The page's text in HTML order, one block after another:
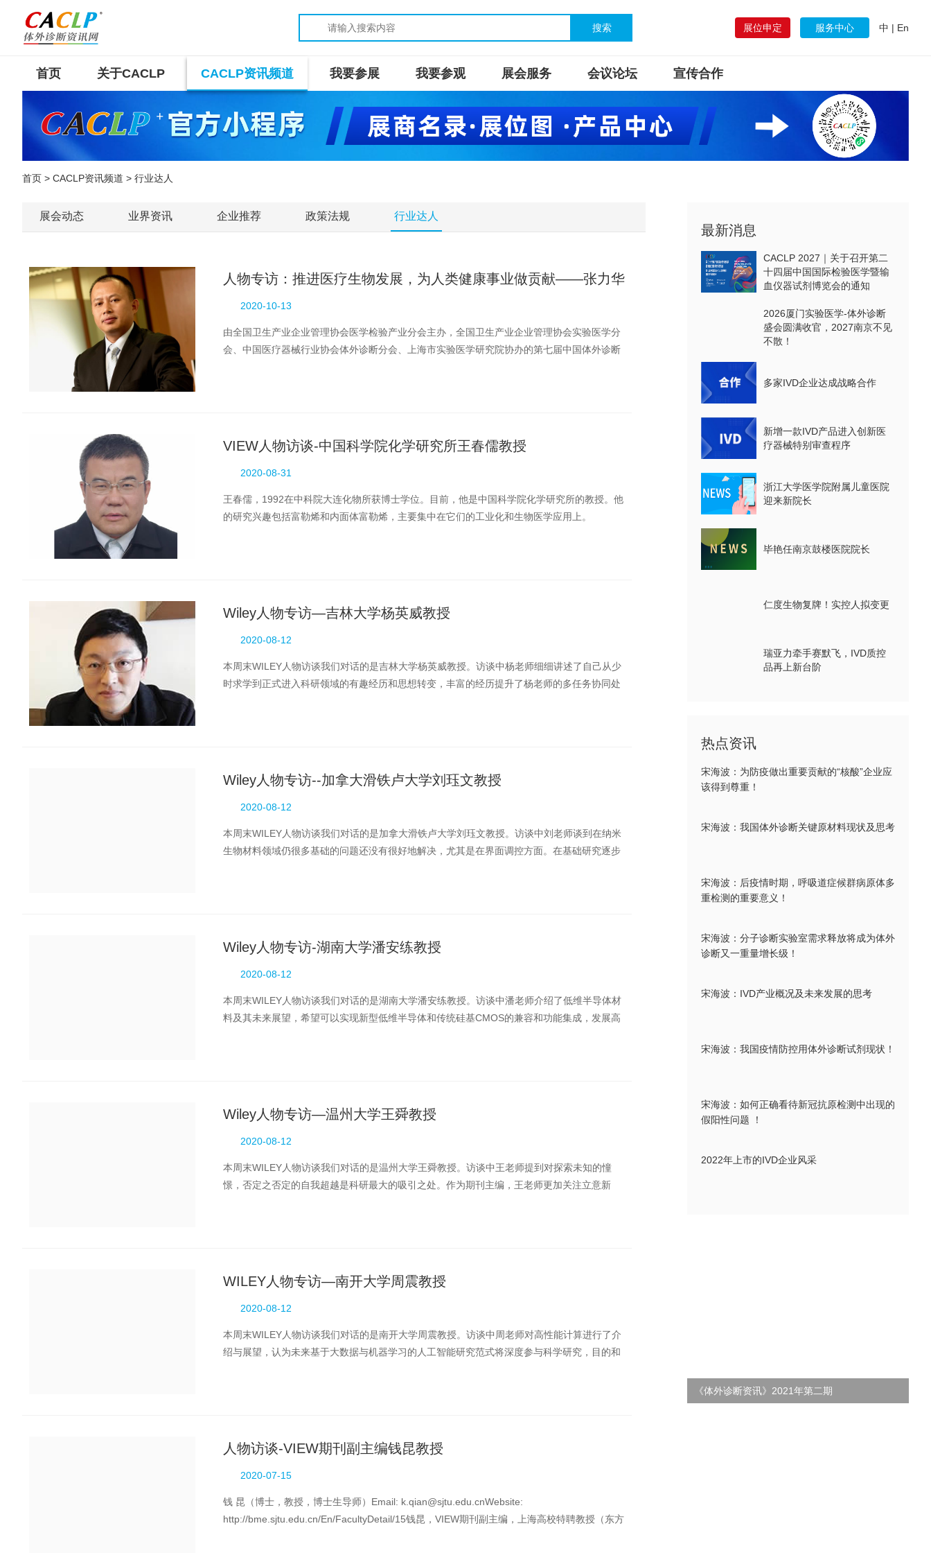
搜索 展位申定 服务中心 中 | En
首页 关于CACLP CACLP资讯频道 我要参展 我要参观 展会服务 会议论坛 宣传合作
首页 > CACLP资讯频道 > 行业达人
展会动态 业界资讯 企业推荐 政策法规 行业达人
人物专访：推进医疗生物发展，为人类健康事业做贡献——张力华
2020-10-13
由全国卫生产业企业管理协会医学检验产业分会主办，全国卫生产业企业管理协会实验医学分
会、中国医疗器械行业协会体外诊断分会、上海市实验医学研究院协办的第七届中国体外诊断
VIEW人物访谈-中国科学院化学研究所王春儒教授
2020-08-31
王春儒，1992在中科院大连化物所获博士学位。目前，他是中国科学院化学研究所的教授。他
的研究兴趣包括富勒烯和内面体富勒烯，主要集中在它们的工业化和生物医学应用上。
Wiley人物专访—吉林大学杨英威教授
2020-08-12
本周末WILEY人物访谈我们对话的是吉林大学杨英威教授。访谈中杨老师细细讲述了自己从少
时求学到正式进入科研领域的有趣经历和思想转变，丰富的经历提升了杨老师的多任务协同处
Wiley人物专访--加拿大滑铁卢大学刘珏文教授
2020-08-12
本周末WILEY人物访谈我们对话的是加拿大滑铁卢大学刘珏文教授。访谈中刘老师谈到在纳米
生物材料领域仍很多基础的问题还没有很好地解决，尤其是在界面调控方面。在基础研究逐步
Wiley人物专访-湖南大学潘安练教授
2020-08-12
本周末WILEY人物访谈我们对话的是湖南大学潘安练教授。访谈中潘老师介绍了低维半导体材
料及其未来展望，希望可以实现新型低维半导体和传统硅基CMOS的兼容和功能集成，发展高
Wiley人物专访—温州大学王舜教授
2020-08-12
本周末WILEY人物访谈我们对话的是温州大学王舜教授。访谈中王老师提到对探索未知的憧
憬，否定之否定的自我超越是科研最大的吸引之处。作为期刊主编，王老师更加关注立意新
WILEY人物专访—南开大学周震教授
2020-08-12
本周末WILEY人物访谈我们对话的是南开大学周震教授。访谈中周老师对高性能计算进行了介
绍与展望，认为未来基于大数据与机器学习的人工智能研究范式将深度参与科学研究，目的和
人物访谈-VIEW期刊副主编钱昆教授
2020-07-15
钱 昆（博士，教授，博士生导师）Email: k.qian@sjtu.edu.cnWebsite:
http://bme.sjtu.edu.cn/En/FacultyDetail/15钱昆，VIEW期刊副主编，上海高校特聘教授（东方
最新消息
CACLP 2027｜关于召开第二
十四届中国国际检验医学暨输
血仪器试剂博览会的通知
2026厦门实验医学-体外诊断
盛会圆满收官，2027南京不见
不散！
多家IVD企业达成战略合作
新增一款IVD产品进入创新医
疗器械特别审查程序
浙江大学医学院附属儿童医院
迎来新院长
毕艳任南京鼓楼医院院长
仁度生物复牌！实控人拟变更
瑞亚力牵手赛默飞，IVD质控
品再上新台阶
热点资讯
宋海波：为防疫做出重要贡献的“核酸”企业应
该得到尊重！
宋海波：我国体外诊断关键原材料现状及思考
宋海波：后疫情时期，呼吸道症候群病原体多
重检测的重要意义！
宋海波：分子诊断实验室需求释放将成为体外
诊断又一重量增长级！
宋海波：IVD产业概况及未来发展的思考
宋海波：我国疫情防控用体外诊断试剂现状！
宋海波：如何正确看待新冠抗原检测中出现的
假阳性问题 ！
2022年上市的IVD企业风采
《体外诊断资讯》2021年第二期